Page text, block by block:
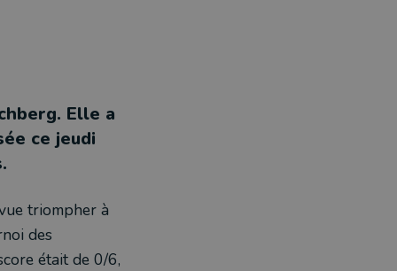
Elle a
ce jeudi
triompher à
des
était de 0/6,